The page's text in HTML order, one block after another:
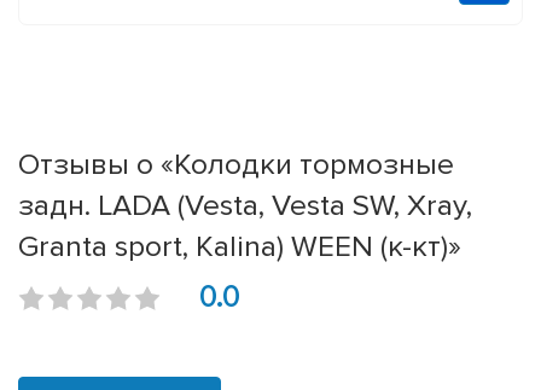
Отзывы о «Колодки тормозные
задн. LADA (Vesta, Vesta SW, Xray,
Granta sport, Kalina) WEEN (к-кт)»
0.0